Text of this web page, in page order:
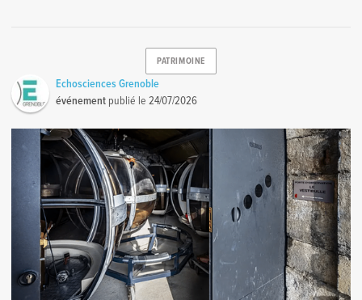
PATRIMOINE
Echosciences Grenoble
événement publié le24/07/2026